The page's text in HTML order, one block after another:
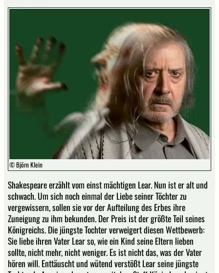
© Björn Klein
Shakespeare erzählt vom einst mächtigen Lear. Nun ist er alt und
schwach. Um sich noch einmal der Liebe seiner Töchter zu
vergewissern, sollen sie vor der Aufteilung des Erbes ihre
Zuneigung zu ihm bekunden. Der Preis ist der größte Teil seines
Königreichs. Die jüngste Tochter verweigert diesen Wettbewerb:
Sie liebe ihren Vater Lear so, wie ein Kind seine Eltern lieben
sollte, nicht mehr, nicht weniger. Es ist nicht das, was der ­Vater
hören will. Enttäuscht und wütend verstößt Lear seine jüngste